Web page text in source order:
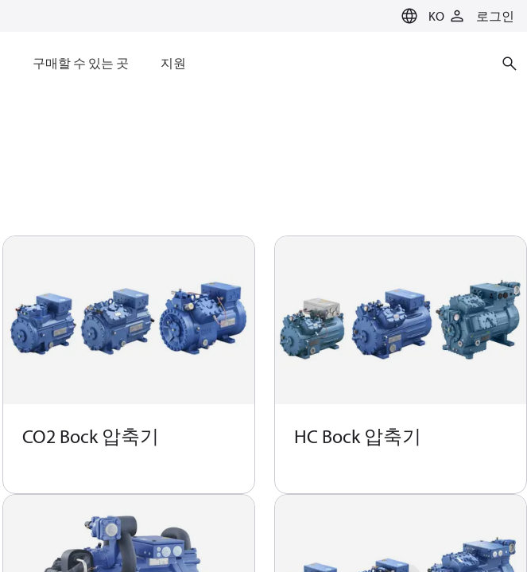
KO 로그인
구매할 수 있는 곳 지원
CO2 Bock 압축기 HC Bock 압축기